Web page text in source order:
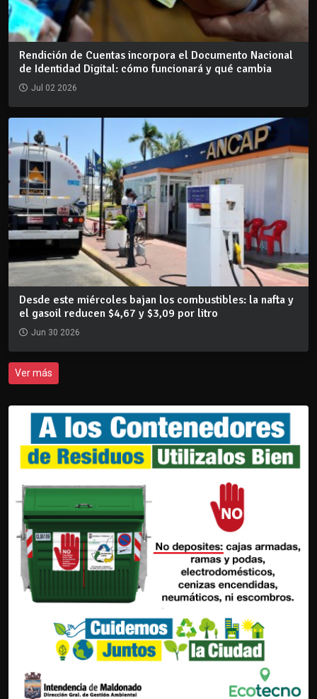
Rendición de Cuentas incorpora el Documento Nacional
de Identidad Digital: cómo funcionará y qué cambia
Jul 02 2026
Desde este miércoles bajan los combustibles: la nafta y
el gasoil reducen $4,67 y $3,09 por litro
Jun 30 2026
Ver más